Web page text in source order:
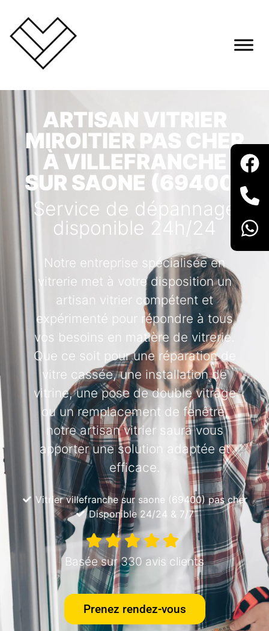
ARTISAN VITRIER
MIROITIER PAS CHER
À VILLEFRANCHE
SUR SAONE (69400)
Service de dépannage
disponible 24h/24
Notre entreprise spécialisée en
vitrerie met à votre disposition un
artisan vitrier compétent et
expérimenté pour répondre à tous
vos besoins en matière de vitrerie.
Que ce soit pour une réparation de
vitre cassée, une installation de
vitrine, une pose de double vitrage
ou un remplacement de fenêtre,
notre artisan vitrier saura vous
apporter une solution adaptée et
efficace.
Vitrier villefranche sur saone (69400) pas cher
Disponible 24/24 & 7/7
Basée sur 330 avis clients
Prenez rendez-vous